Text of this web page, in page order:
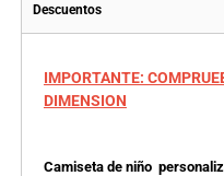
Descuentos
IMPORTANTE:
DIMENSION
Camiseta de niño